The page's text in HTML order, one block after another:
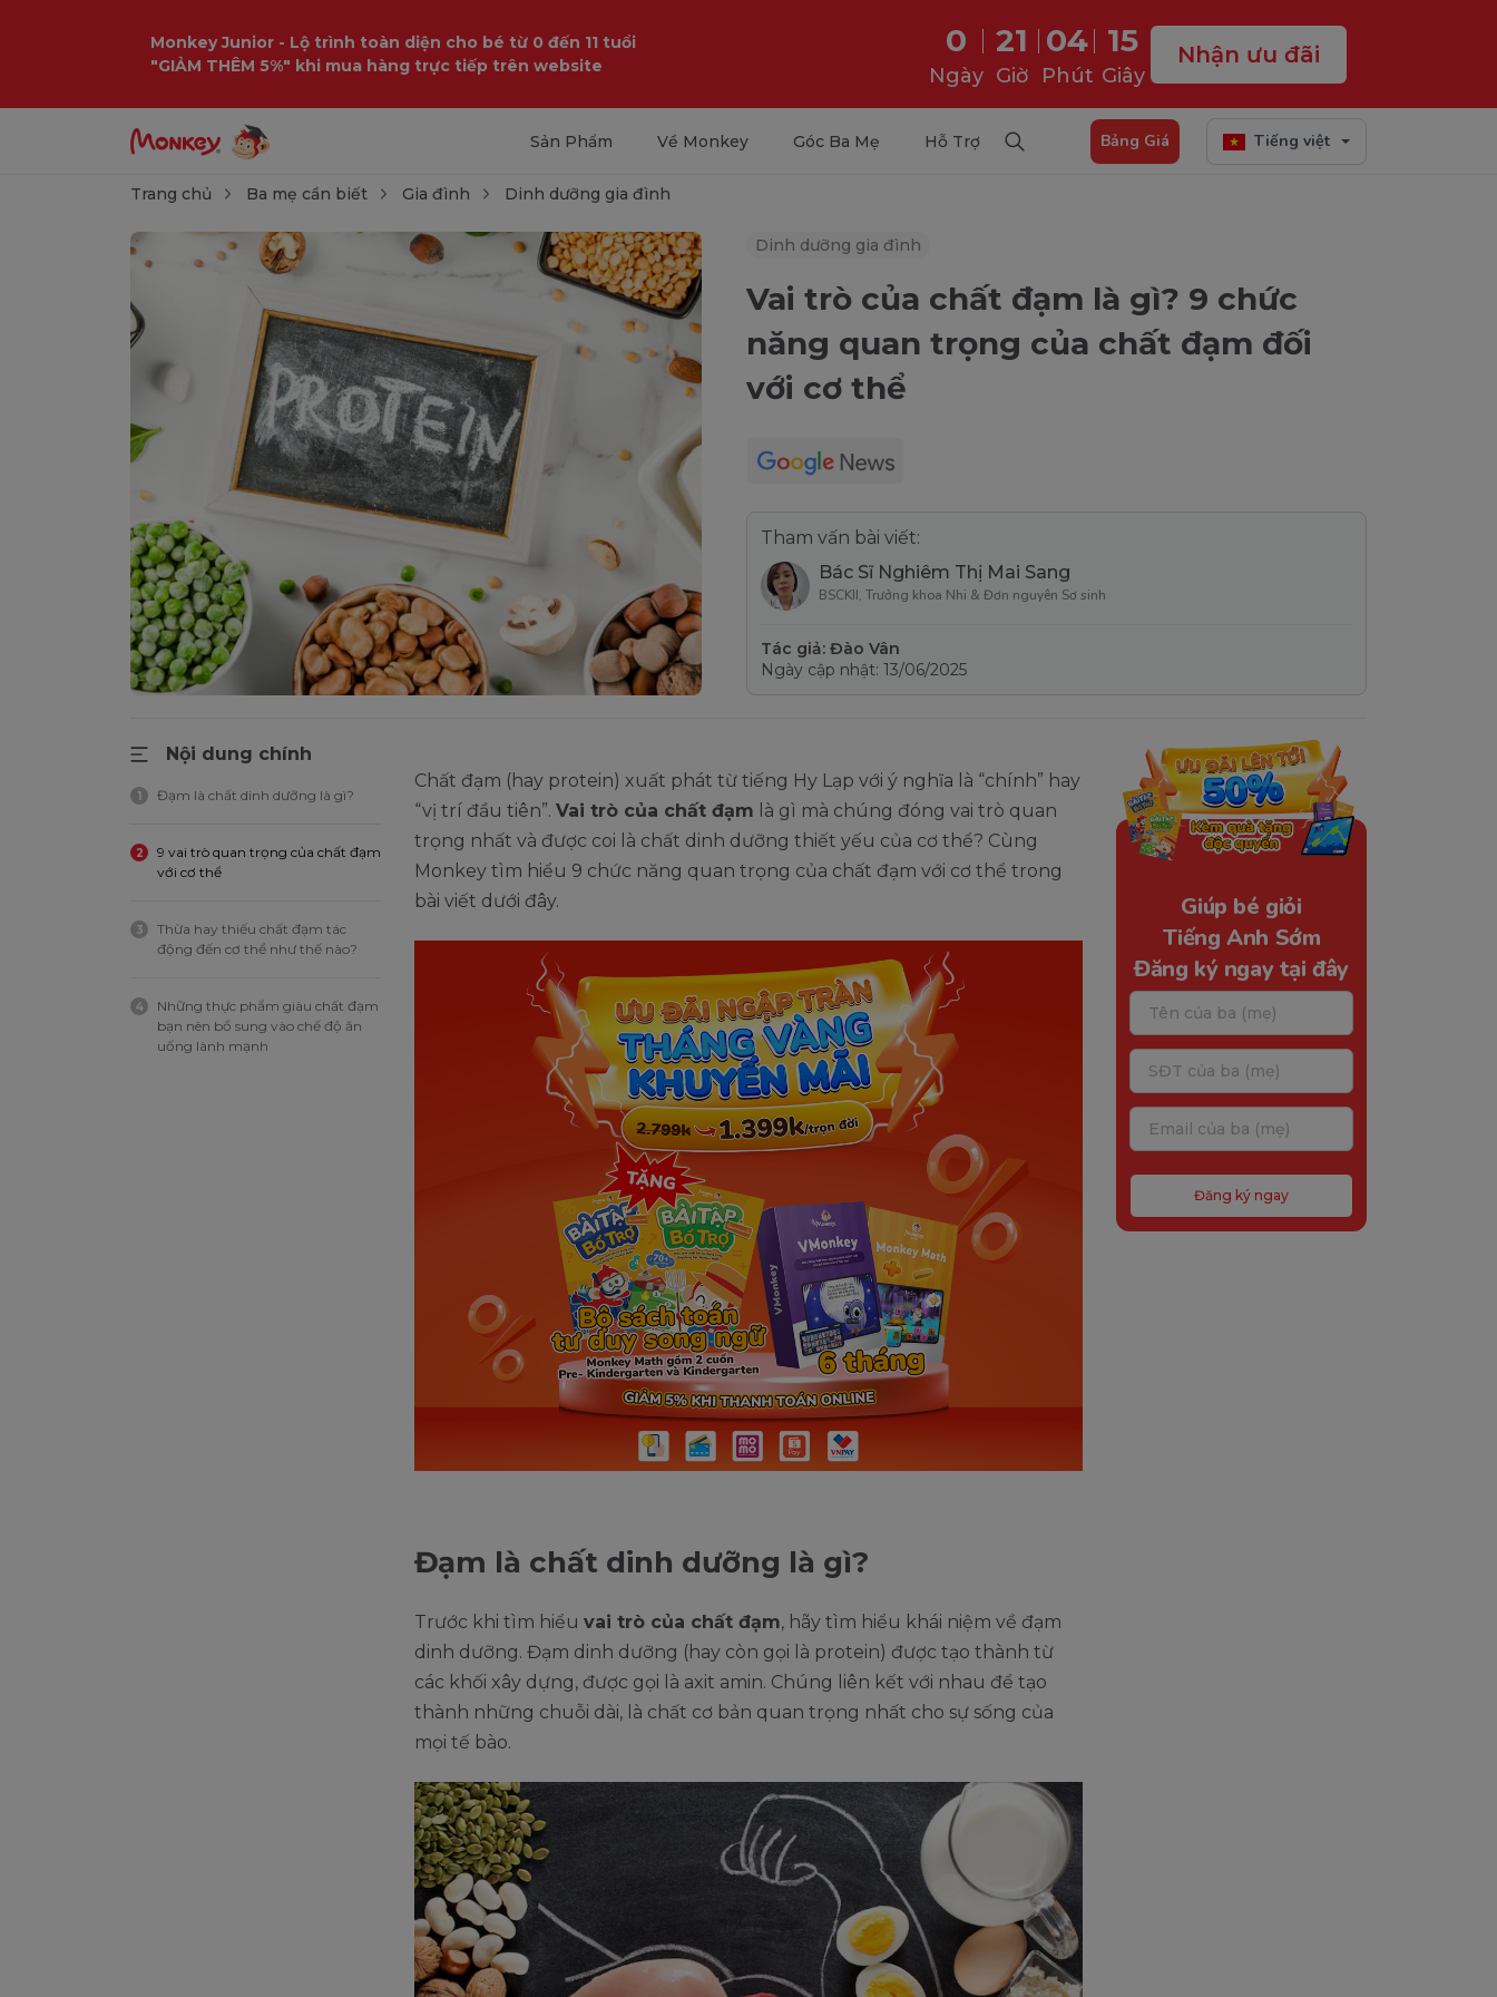
Monkey Junior - Lộ trình toàn diện cho bé từ 0 đến 11 tuổi
"GIẢM THÊM 5%" khi mua hàng trực tiếp trên website
0
Ngày
21
Giờ
04
Phút
13
Giây
Nhận ưu đãi
Sản Phẩm Về Monkey Góc Ba Mẹ Hỗ Trợ Bảng Giá Tiếng việt
Trang chủ Ba mẹ cần biết Gia đình Dinh dưỡng gia đình
Dinh dưỡng gia đình
Vai trò của chất đạm là gì? 9 chức
năng quan trọng của chất đạm đối
với cơ thể
Tham vấn bài viết:
Bác Sĩ Nghiêm Thị Mai Sang
BSCKII, Trưởng khoa Nhi & Đơn nguyên Sơ sinh
Tác giả: Đào Vân
Ngày cập nhật: 13/06/2025
Nội dung chính
1 Đạm là chất dinh dưỡng là gì?
2
9 vai trò quan trọng của chất đạm
với cơ thể
3
Thừa hay thiếu chất đạm tác
động đến cơ thể như thế nào?
4
Những thực phẩm giàu chất đạm
bạn nên bổ sung vào chế độ ăn
uống lành mạnh
Chất đạm (hay protein) xuất phát từ tiếng Hy Lạp với ý nghĩa là “chính” hay
“vị trí đầu tiên”. Vai trò của chất đạm là gì mà chúng đóng vai trò quan
trọng nhất và được coi là chất dinh dưỡng thiết yếu của cơ thể? Cùng
Monkey tìm hiểu 9 chức năng quan trọng của chất đạm với cơ thể trong
bài viết dưới đây.
Đạm là chất dinh dưỡng là gì?
Trước khi tìm hiểu vai trò của chất đạm, hãy tìm hiểu khái niệm về đạm
dinh dưỡng. Đạm dinh dưỡng (hay còn gọi là protein) được tạo thành từ
các khối xây dựng, được gọi là axit amin. Chúng liên kết với nhau để tạo
thành những chuỗi dài, là chất cơ bản quan trọng nhất cho sự sống của
mọi tế bào.
Giúp bé giỏi
Tiếng Anh Sớm
Đăng ký ngay tại đây
Đăng ký ngay